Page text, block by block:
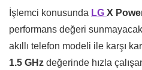
İşlemci konusunda LG X
performans değeri
akıllı telefon modeli ile karşı
1.5 GHz değerinde hızla